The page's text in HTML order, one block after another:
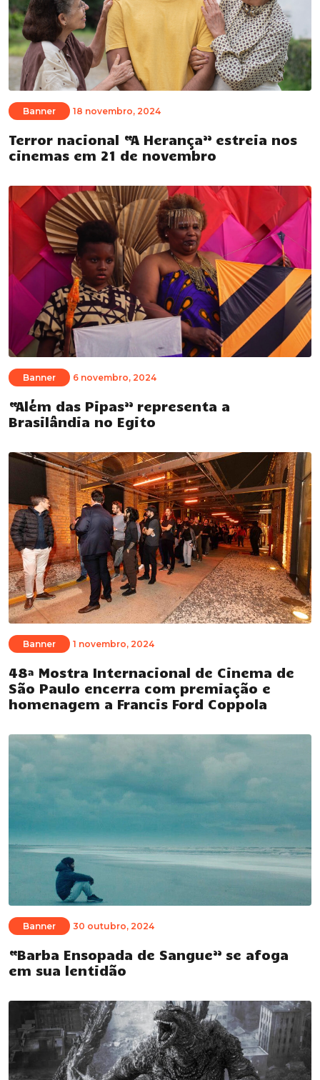
Banner 18 novembro, 2024
Terror nacional “A Herança” estreia nos
cinemas em 21 de novembro
Banner 6 novembro, 2024
“Além das Pipas” representa a
Brasilândia no Egito
Banner 1 novembro, 2024
48ª Mostra Internacional de Cinema de
São Paulo encerra com premiação e
homenagem a Francis Ford Coppola
Banner 30 outubro, 2024
“Barba Ensopada de Sangue” se afoga
em sua lentidão